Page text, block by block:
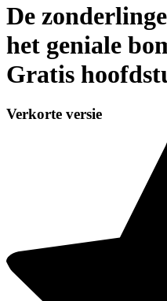
De
het geniale
Gratis
Verkorte versie